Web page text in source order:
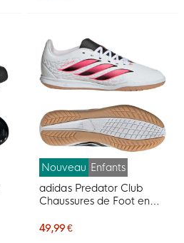
Nouveau Enfants
adidas Predator Club
Chaussures de Foot en
Noir Rose
49,99 €